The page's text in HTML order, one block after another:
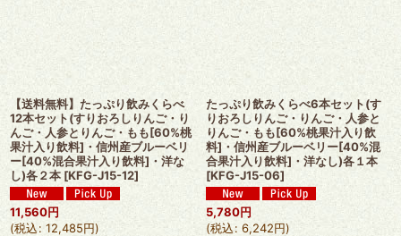
【送料無料】たっぷり飲みくらべ
12本セット(すりおろしりんご・り
んご・人参とりんご・もも[60%桃
果汁入り飲料]・信州産ブルーベリ
ー[40%混合果汁入り飲料]・洋な
し)各２本 [KFG-J15-12]
11,560円
(税込: 12,485円)
たっぷり飲みくらべ6本セット(す
りおろしりんご・りんご・人参と
りんご・もも[60%桃果汁入り飲
料]・信州産ブルーベリー[40%混
合果汁入り飲料]・洋なし)各１本
[KFG-J15-06]
5,780円
(税込: 6,242円)